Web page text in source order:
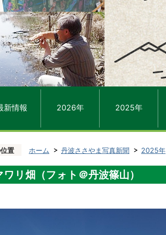
新情報 2026年 2025年
置 ホーム 丹波ささやま写真新聞 2025年
ワリ畑（フォト＠丹波篠山）